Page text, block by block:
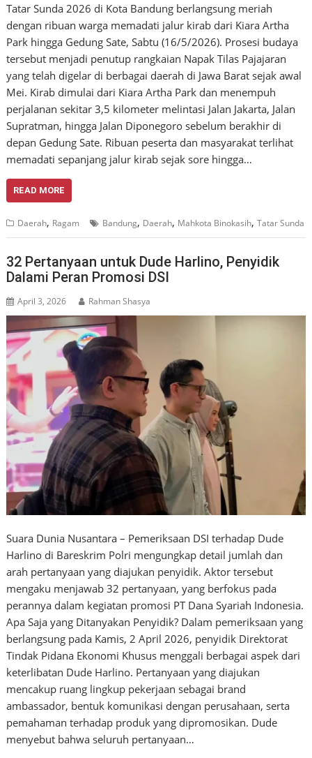
Tatar Sunda 2026 di Kota Bandung berlangsung meriah
dengan ribuan warga memadati jalur kirab dari Kiara Artha
Park hingga Gedung Sate, Sabtu (16/5/2026). Prosesi budaya
tersebut menjadi penutup rangkaian Napak Tilas Pajajaran
yang telah digelar di berbagai daerah di Jawa Barat sejak awal
Mei. Kirab dimulai dari Kiara Artha Park dan menempuh
perjalanan sekitar 3,5 kilometer melintasi Jalan Jakarta, Jalan
Supratman, hingga Jalan Diponegoro sebelum berakhir di
depan Gedung Sate. Ribuan peserta dan masyarakat terlihat
memadati sepanjang jalur kirab sejak sore hingga…
READ MORE
Daerah, Ragam Bandung, Daerah, Mahkota Binokasih,Tatar Sunda
32 Pertanyaan untuk Dude Harlino, Penyidik
Dalami Peran Promosi DSI
April 3, 2026 Rahman Shasya
Suara Dunia Nusantara – Pemeriksaan DSI terhadap Dude
Harlino di Bareskrim Polri mengungkap detail jumlah dan
arah pertanyaan yang diajukan penyidik. Aktor tersebut
mengaku menjawab 32 pertanyaan, yang berfokus pada
perannya dalam kegiatan promosi PT Dana Syariah Indonesia.
Apa Saja yang Ditanyakan Penyidik? Dalam pemeriksaan yang
berlangsung pada Kamis, 2 April 2026, penyidik Direktorat
Tindak Pidana Ekonomi Khusus menggali berbagai aspek dari
keterlibatan Dude Harlino. Pertanyaan yang diajukan
mencakup ruang lingkup pekerjaan sebagai brand
ambassador, bentuk komunikasi dengan perusahaan, serta
pemahaman terhadap produk yang dipromosikan. Dude
menyebut bahwa seluruh pertanyaan…